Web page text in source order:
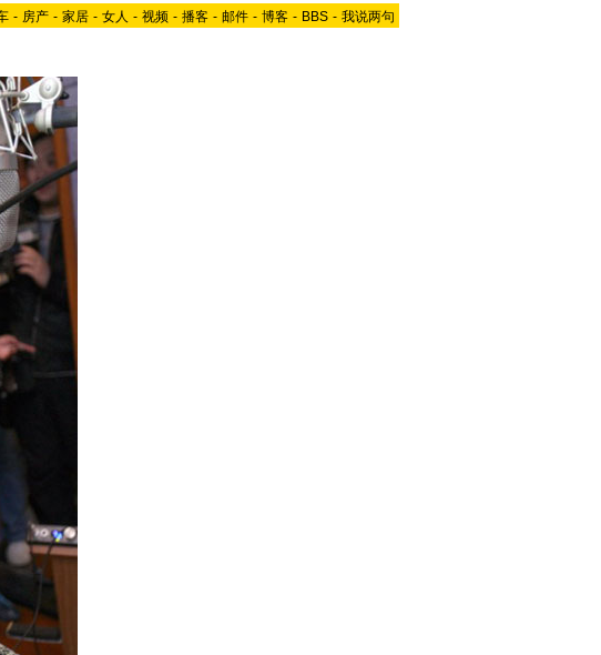
- 房产 - 家居 - 女人 - 视频 - 播客 - 邮件 - 博客 - BBS - 我说两句